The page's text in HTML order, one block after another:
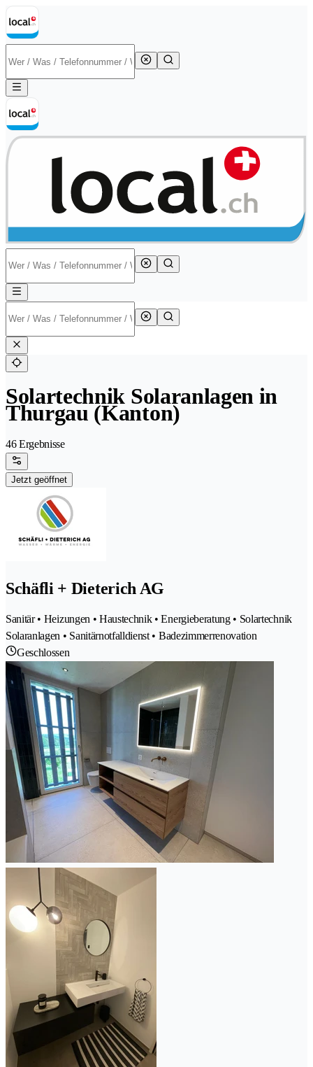
Solartechnik Solaranlagen in
Thurgau (Kanton)
46 Ergebnisse
Jetzt geöffnet
Schäfli + Dieterich AG
Sanitär • Heizungen • Haustechnik • Energieberatung • Solartechnik
Solaranlagen • Sanitärnotfalldienst • Badezimmerrenovation
Geschlossen